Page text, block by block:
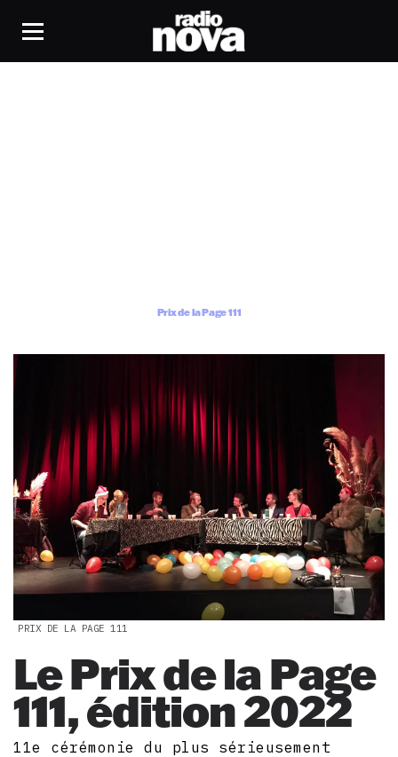
Prix de la Page 111
PRIX DE LA PAGE 111
Le Prix de la Page
111, édition 2022
11e cérémonie du plus sérieusement